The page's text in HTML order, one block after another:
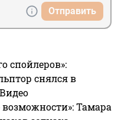
Отправить
спойлеров»:
снялся в
Тамара